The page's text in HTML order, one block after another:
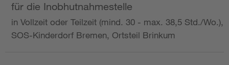
für die Inobhutnahmestelle
in Vollzeit oder Teilzeit (mind. 30 - max. 38,5 Std./Wo.),
SOS-Kinderdorf Bremen, Ortsteil Brinkum